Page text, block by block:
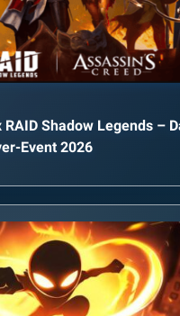
RAID Shadow Legends –
Event 2026